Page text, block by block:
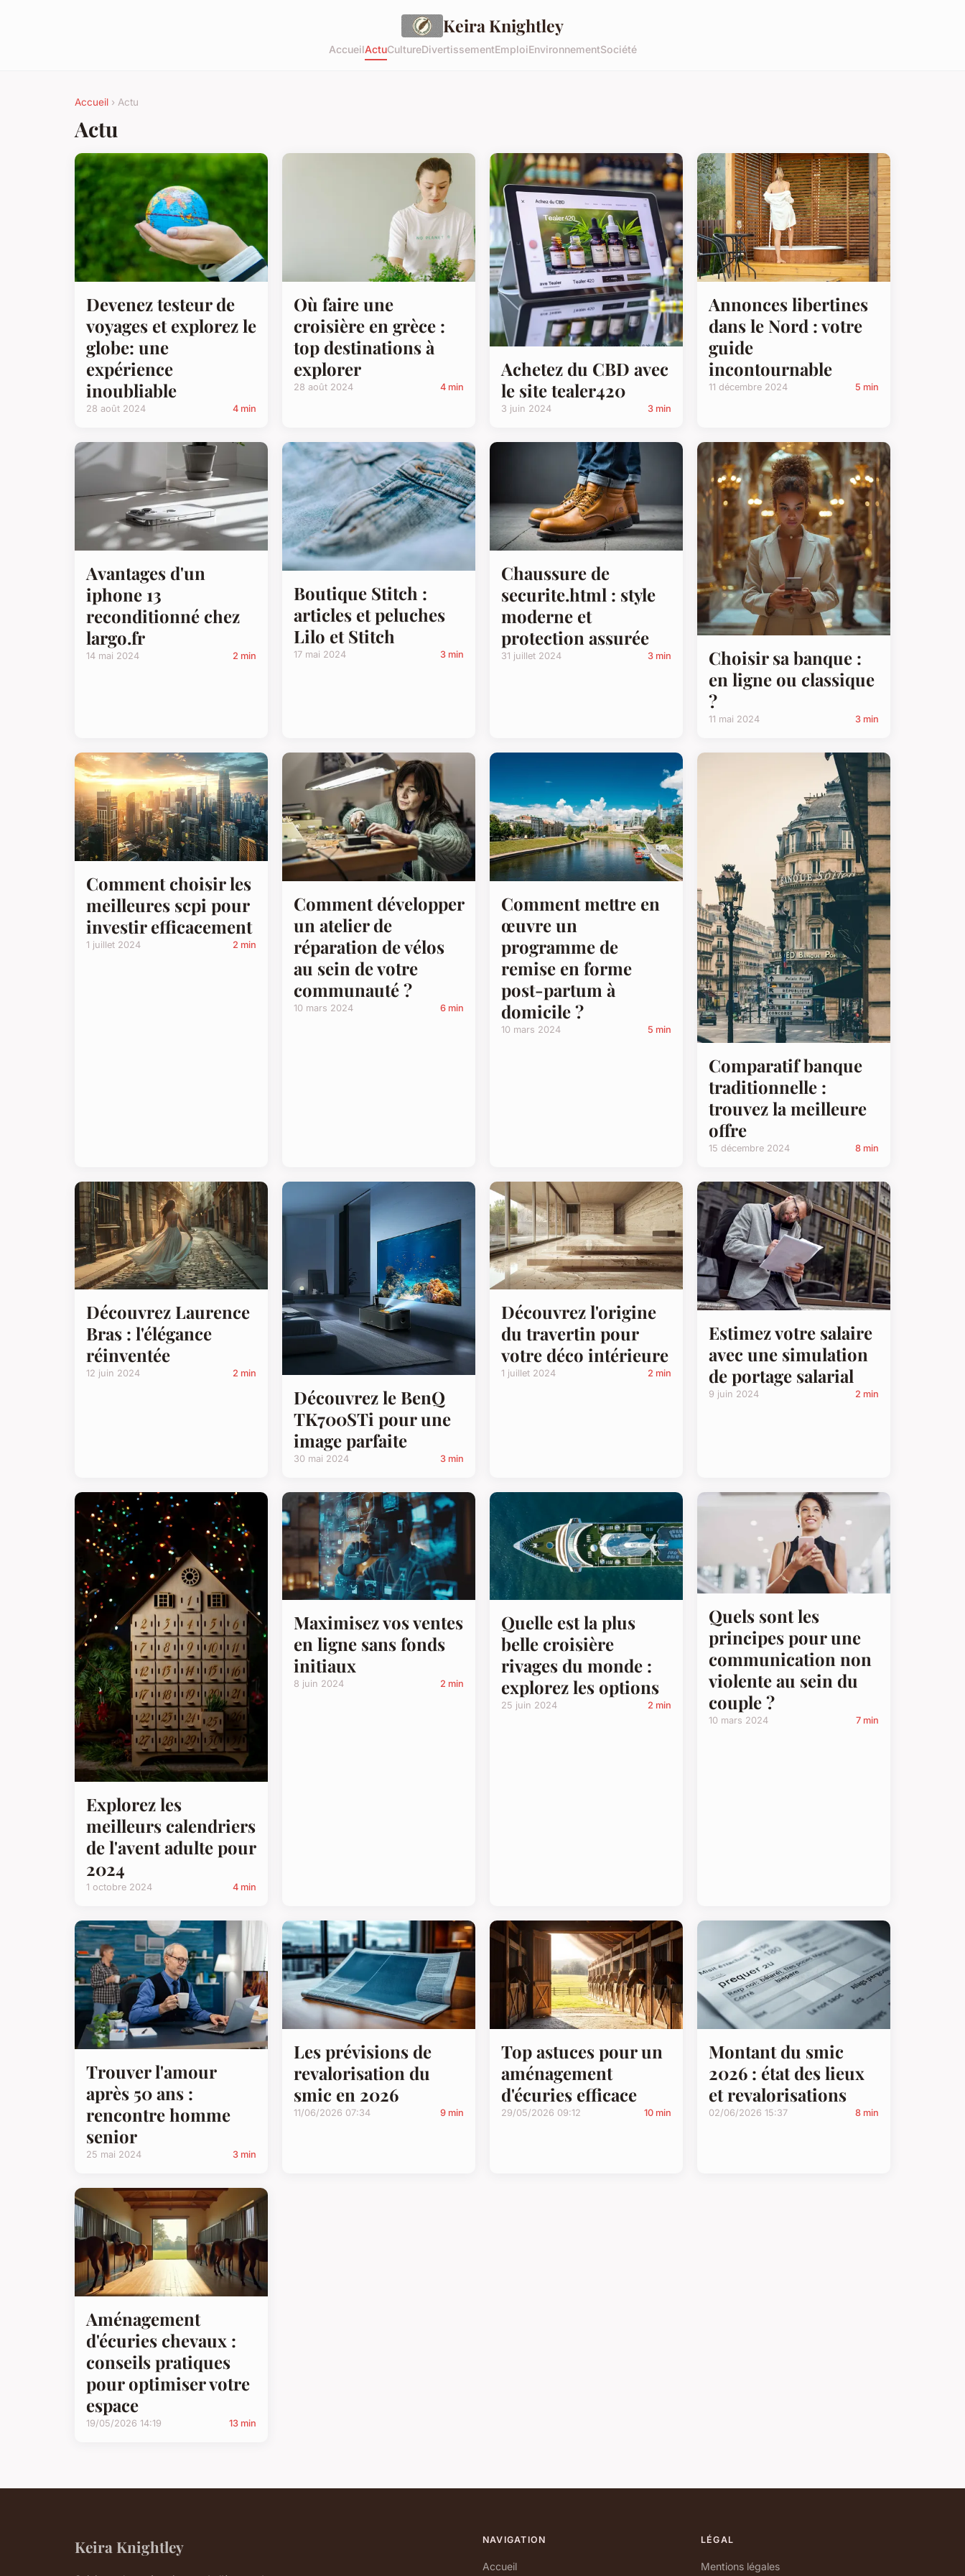
Keira Knightley
AccueilActuCultureDivertissementEmploiEnvironnementSociété
Accueil › Actu
Actu
Devenez testeur de
voyages et explorez le
globe: une
expérience
inoubliable
28 août 2024 4 min
Où faire une
croisière en grèce :
top destinations à
explorer
28 août 2024 4 min
Achetez du CBD avec
le site tealer420
3 juin 2024 3 min
Annonces libertines
dans le Nord : votre
guide
incontournable
11 décembre 2024 5 min
Avantages d'un
iphone 13
reconditionné chez
largo.fr
14 mai 2024 2 min
Boutique Stitch :
articles et peluches
Lilo et Stitch
17 mai 2024 3 min
Chaussure de
securite.html : style
moderne et
protection assurée
31 juillet 2024 3 min
Choisir sa banque :
en ligne ou classique
?
11 mai 2024 3 min
Comment choisir les
meilleures scpi pour
investir efficacement
1 juillet 2024 2 min
Comment développer
un atelier de
réparation de vélos
au sein de votre
communauté ?
10 mars 2024 6 min
Comment mettre en
œuvre un
programme de
remise en forme
post-partum à
domicile ?
10 mars 2024 5 min
Comparatif banque
traditionnelle :
trouvez la meilleure
offre
15 décembre 2024 8 min
Découvrez Laurence
Bras : l'élégance
réinventée
12 juin 2024 2 min
Découvrez le BenQ
TK700STi pour une
image parfaite
30 mai 2024 3 min
Découvrez l'origine
du travertin pour
votre déco intérieure
1 juillet 2024 2 min
Estimez votre salaire
avec une simulation
de portage salarial
9 juin 2024 2 min
Explorez les
meilleurs calendriers
de l'avent adulte pour
2024
1 octobre 2024 4 min
Maximisez vos ventes
en ligne sans fonds
initiaux
8 juin 2024 2 min
Quelle est la plus
belle croisière
rivages du monde :
explorez les options
25 juin 2024 2 min
Quels sont les
principes pour une
communication non
violente au sein du
couple ?
10 mars 2024 7 min
Trouver l'amour
après 50 ans :
rencontre homme
senior
25 mai 2024 3 min
Les prévisions de
revalorisation du
smic en 2026
11/06/2026 07:34 9 min
Top astuces pour un
aménagement
d'écuries efficace
29/05/2026 09:12 10 min
Montant du smic
2026 : état des lieux
et revalorisations
02/06/2026 15:37 8 min
Aménagement
d'écuries chevaux :
conseils pratiques
pour optimiser votre
espace
19/05/2026 14:19 13 min
Keira Knightley NAVIGATION
Accueil
LÉGAL
Mentions légales